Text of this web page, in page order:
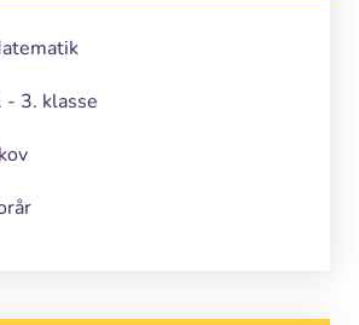
- 3. klasse